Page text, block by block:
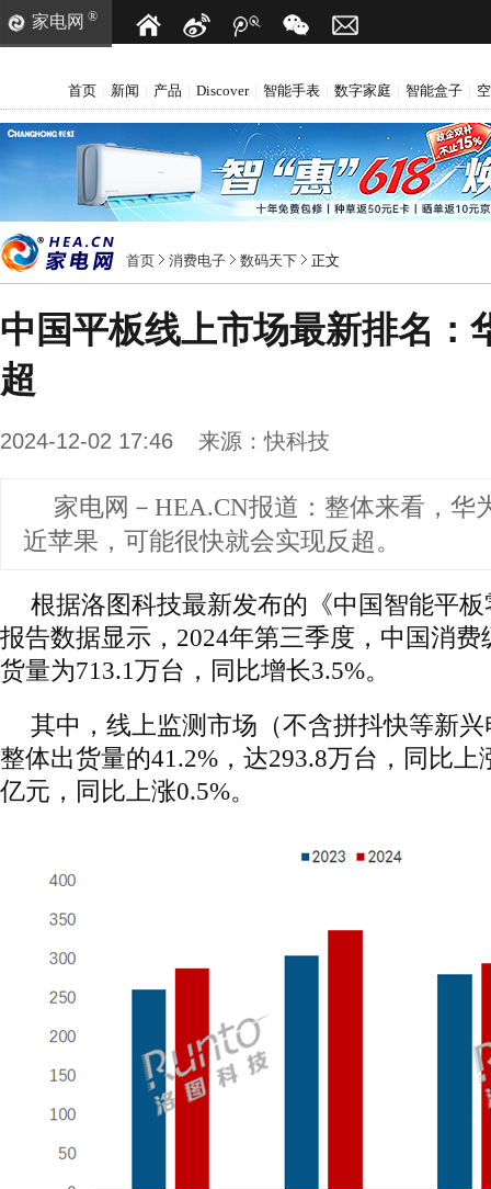
家电网 ®
首页 新闻 产品 Discover 智能手表 数字家庭 智能盒子
首页 消费电子 数码天下 正文
中国平板线上市场最新排名：
超
2024-12-02 17:46 来源：快科技
家电网－HEA.CN报道： 整体来看，华
近苹果，可能很快就会实现反超。
根据洛图科技最新发布的《中国智能平
报告数据显示，2024年第三季度，中国消
货量为713.1万台，同比增长3.5%。
其中，线上监测市场（不含拼抖快等新
整体出货量的41.2%，达293.8万台，同比上
亿元，同比上涨0.5%。